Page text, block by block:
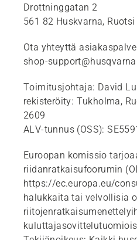
Drottninggatan 2
561 82 Huskvarna, Ruotsi
Ota yhteyttä
shop-
Toimitusjohtaja: David
rekisteröity: Tukholma,
2609
ALV-tunnus (OSS):
Euroopan komissio
riidanratkaisufoorumin
https://ec.europa.eu/
halukkaita tai velvollisia